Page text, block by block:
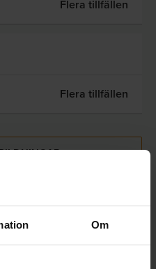
Om
Flera tillfällen
Flera tillfällen